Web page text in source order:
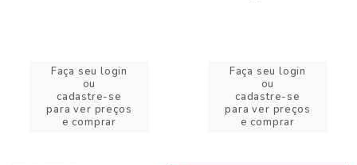
Faça seu login
ou
cadastre-se
para ver preços
e comprar
Faça seu login
ou
cadastre-se
para ver preços
e comprar